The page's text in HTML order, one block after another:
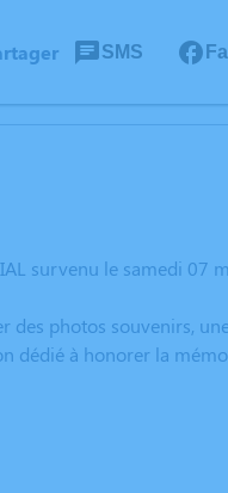
SMS
survenu le samedi 07
des photos souvenirs,
dédié à honorer la